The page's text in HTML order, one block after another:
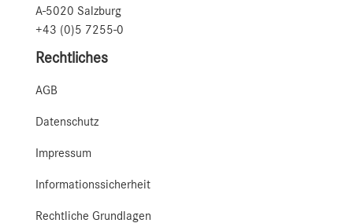
A-5020 Salzburg
+43 (0)5 7255-0
Rechtliches
AGB
Datenschutz
Impressum
Informationssicherheit
Rechtliche Grundlagen